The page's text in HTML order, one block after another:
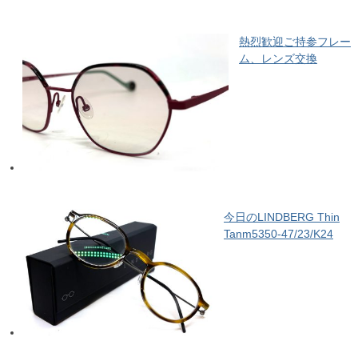
熱烈歓迎ご持参フレー
ム、レンズ交換
今日のLINDBERG Thin
Tanm5350-47/23/K24